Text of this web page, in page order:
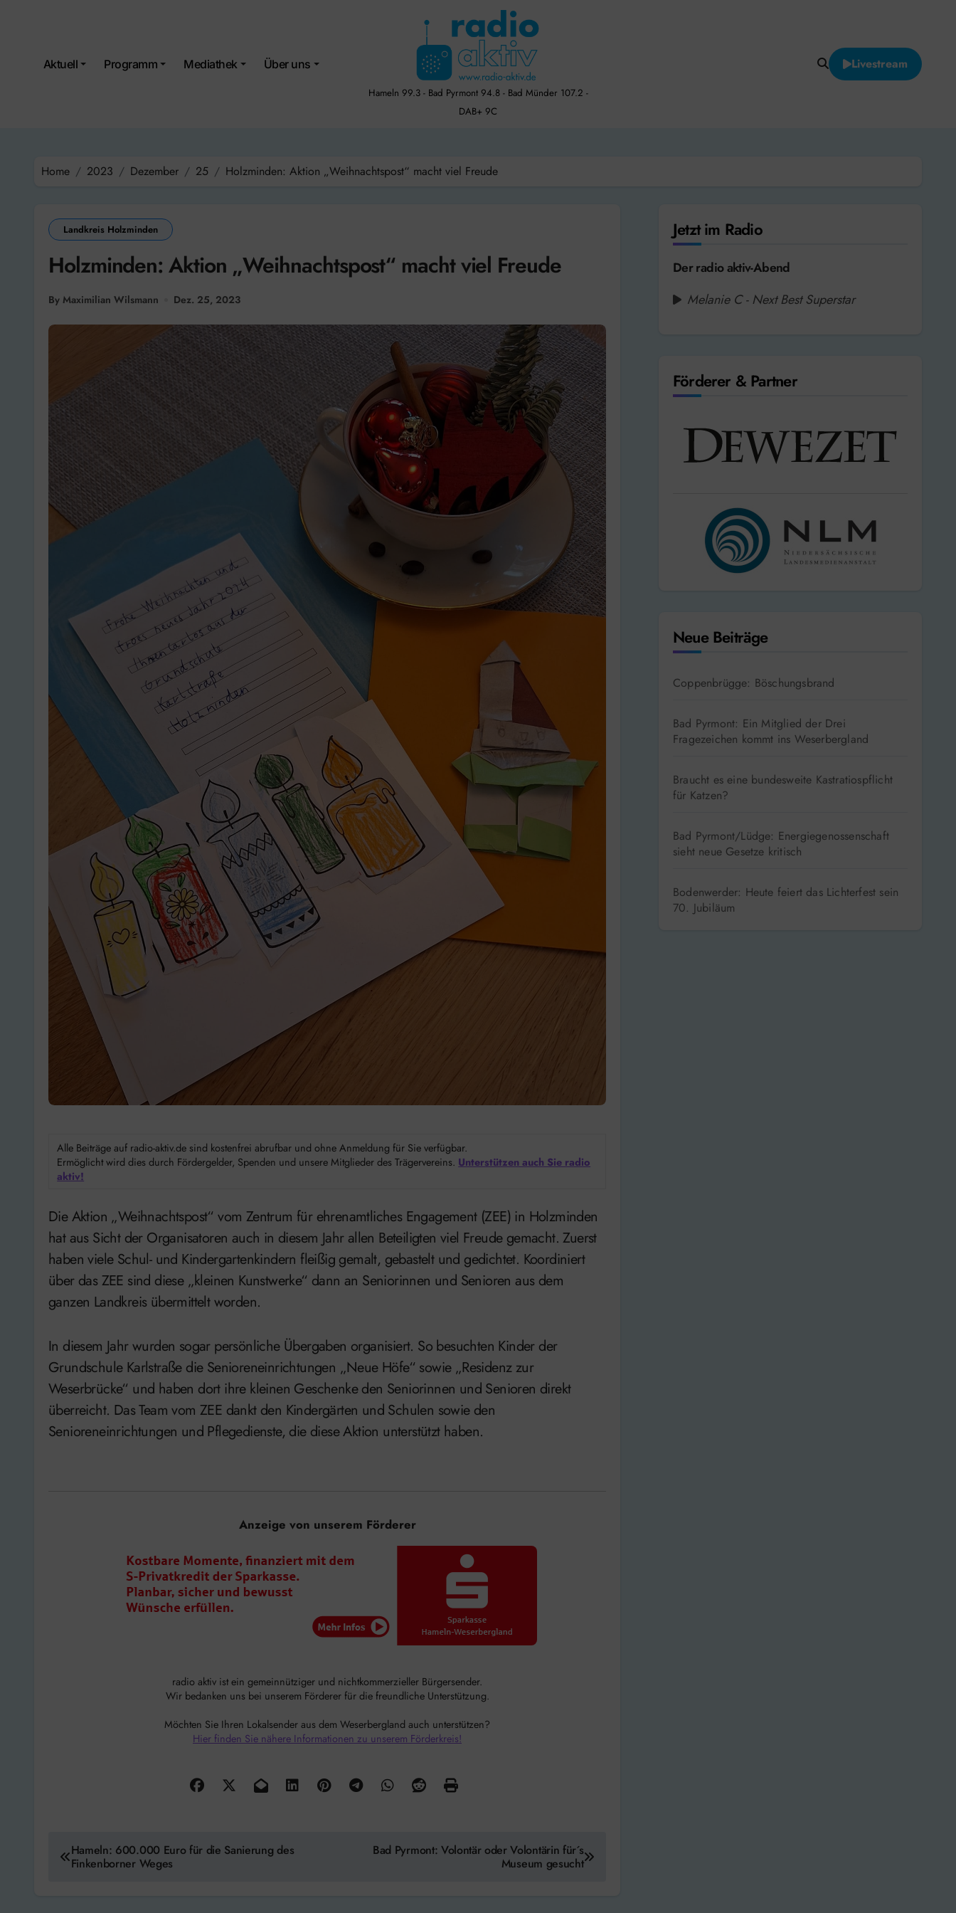
Aktuell Programm Mediathek Über uns
Hameln 99.3 - Bad Pyrmont 94.8 - Bad Münder 107.2 -
DAB+ 9C
Livestream
Home 2023 Dezember 25 Holzminden: Aktion „Weihnachtspost“ macht viel Freude
Landkreis Holzminden
Holzminden: Aktion „Weihnachtspost“ macht viel Freude
By Maximilian Wilsmann Dez. 25, 2023
Alle Beiträge auf radio-aktiv.de sind kostenfrei abrufbar und ohne Anmeldung für Sie verfügbar.
Ermöglicht wird dies durch Fördergelder, Spenden und unsere Mitglieder des Trägervereins. Unterstützen auch Sie radio
aktiv!
Die Aktion „Weihnachtspost“ vom Zentrum für ehrenamtliches Engagement (ZEE) in Holzminden
hat aus Sicht der Organisatoren auch in diesem Jahr allen Beteiligten viel Freude gemacht. Zuerst
haben viele Schul- und Kindergartenkindern fleißig gemalt, gebastelt und gedichtet. Koordiniert
über das ZEE sind diese „kleinen Kunstwerke“ dann an Seniorinnen und Senioren aus dem
ganzen Landkreis übermittelt worden.
In diesem Jahr wurden sogar persönliche Übergaben organisiert. So besuchten Kinder der
Grundschule Karlstraße die Senioreneinrichtungen „Neue Höfe“ sowie „Residenz zur
Weserbrücke“ und haben dort ihre kleinen Geschenke den Seniorinnen und Senioren direkt
überreicht. Das Team vom ZEE dankt den Kindergärten und Schulen sowie den
Senioreneinrichtungen und Pflegedienste, die diese Aktion unterstützt haben.
Anzeige von unserem Förderer
radio aktiv ist ein gemeinnütziger und nichtkommerzieller Bürgersender.
Wir bedanken uns bei unserem Förderer für die freundliche Unterstützung.
Möchten Sie Ihren Lokalsender aus dem Weserbergland auch unterstützen?
Hier finden Sie nähere Informationen zu unserem Förderkreis!
Beitragsnavigation
Hameln: 600.000 Euro für die Sanierung des
Finkenborner Weges
Bad Pyrmont: Volontär oder Volontärin für´s
Museum gesucht
Jetzt im Radio
Der radio aktiv-Abend
Melanie C - Next Best Superstar
Förderer & Partner
Neue Beiträge
Coppenbrügge: Böschungsbrand
Bad Pyrmont: Ein Mitglied der Drei
Fragezeichen kommt ins Weserbergland
Braucht es eine bundesweite Kastratiospflicht
für Katzen?
Bad Pyrmont/Lüdge: Energiegenossenschaft
sieht neue Gesetze kritisch
Bodenwerder: Heute feiert das Lichterfest sein
70. Jubiläum